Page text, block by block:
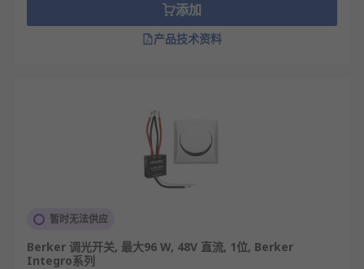
添加
产品技术资料
暂时无法供应
Berker 调光开关, 最大96 W, 48V 直流, 1位, Berker
Integro系列